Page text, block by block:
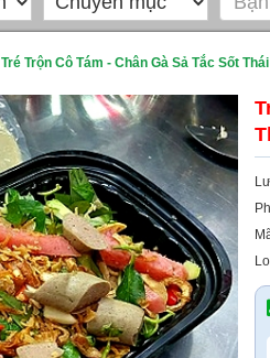
Tré Trộn Cô Tám - Chân Gà Sả Tắc Sốt Thái